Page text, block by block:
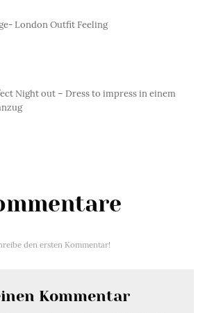
London Outfit Feeling
Night out – Dress to impress in einem
den ersten Kommentar!
Kommentar